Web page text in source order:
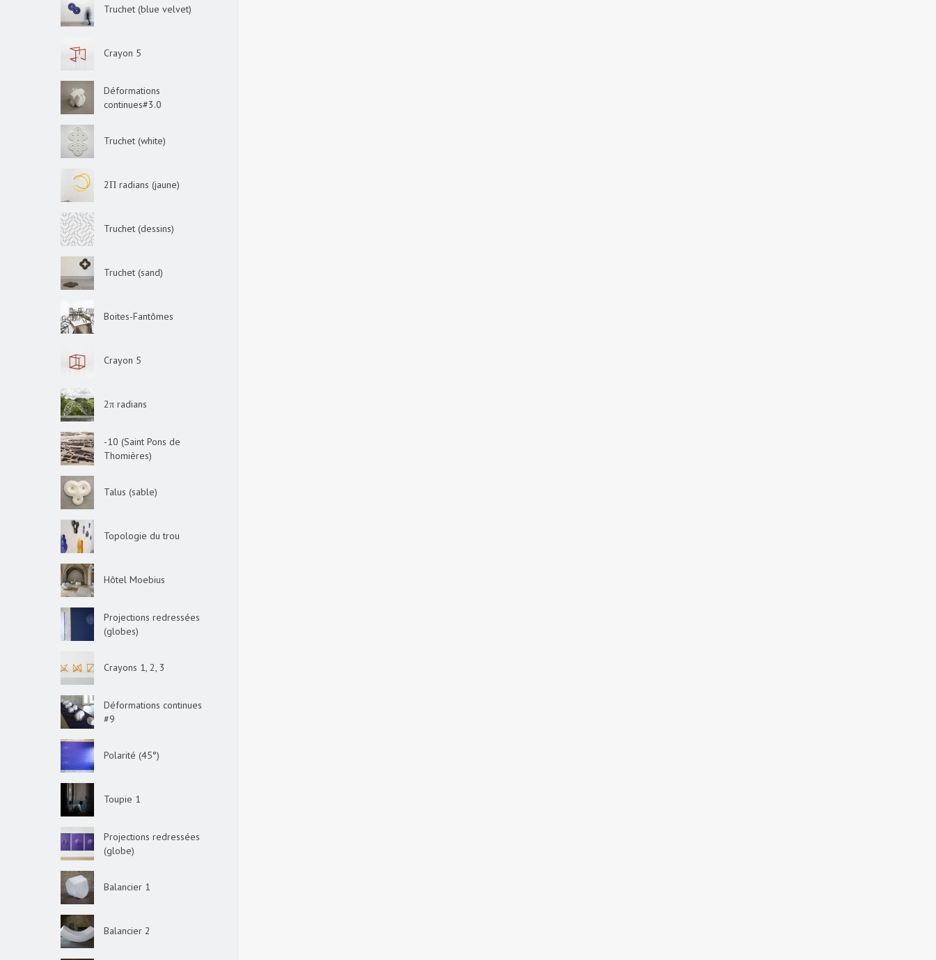
Truchet (blue velvet)
Crayon 5
Déformations
continues#3.0
Truchet (white)
2Π radians (jaune)
Truchet (dessins)
Truchet (sand)
Boites-Fantômes
Crayon 5
2π radians
-10 (Saint Pons de
Thomières)
Talus (sable)
Topologie du trou
Hôtel Moebius
Projections redressées
(globes)
Crayons 1, 2, 3
Déformations continues
#9
Polarité (45°)
Toupie 1
Projections redressées
(globe)
Balancier 1
Balancier 2